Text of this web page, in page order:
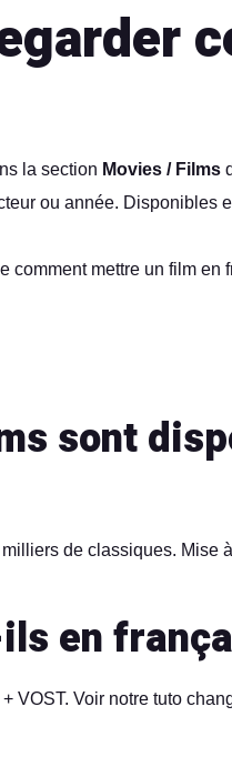
la section Movies / Films
ou année. Disponibles
comment mettre un film en
sont
de classiques. Mise
en
VOST. Voir notre tuto